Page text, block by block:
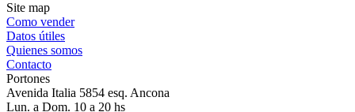
Site map
Como vender
Datos útiles
Quienes somos
Contacto
Portones
Avenida Italia 5854 esq. Ancona
Lun. a Dom. 10 a 20 hs